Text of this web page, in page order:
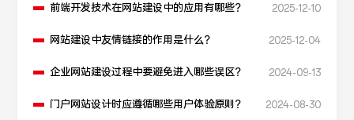
前端开发技术在网站建设中的应用有哪些？ 2025-12-10
网站建设中友情链接的作用是什么？ 2025-12-04
企业网站建设过程中要避免进入哪些误区？ 2024-09-13
门户网站设计时应遵循哪些用户体验原则？ 2024-08-30